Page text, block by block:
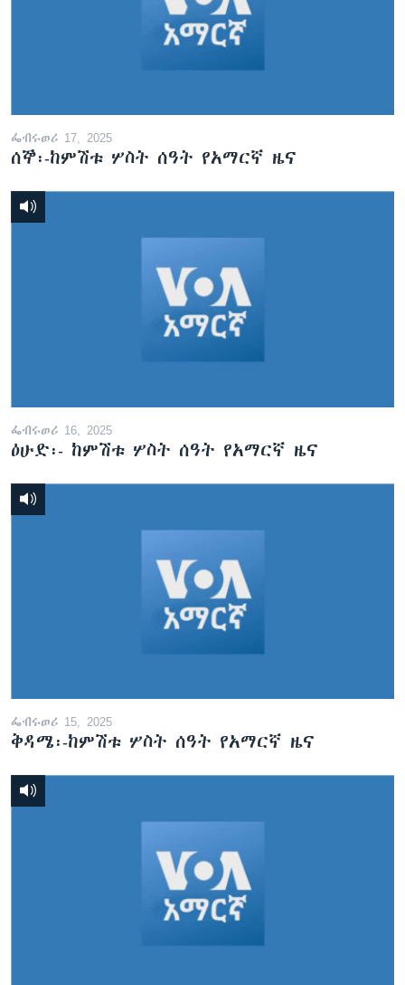
ፌብሩወሪ 17, 2025
ሰኞ፡-ከምሽቱ ሦስት ሰዓት የአማርኛ ዜና
ፌብሩወሪ 16, 2025
ዕሁድ፡- ከምሽቱ ሦስት ሰዓት የአማርኛ ዜና
ፌብሩወሪ 15, 2025
ቅዳሜ፡-ከምሽቱ ሦስት ሰዓት የአማርኛ ዜና